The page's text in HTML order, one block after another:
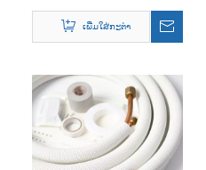
ເພີ່ມໃສ່ກະຕ່າ